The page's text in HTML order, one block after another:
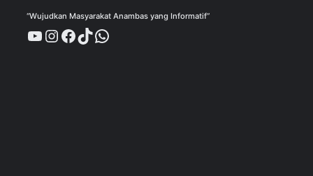
“Wujudkan Masyarakat Anambas yang Informatif”
YouTube
Instagram
Facebook
TikTok
WhatsApp